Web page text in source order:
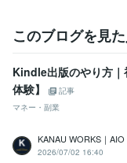
Excel:5年Google ドキ
Stable Diffusion:5年
DALL-E:1年Canva:5年
得意分野
ライティング・翻訳
学歴
このブログを見
Kindle出版のやり方｜
体験】
記事
マネー・副業
KANAU WORKS｜
2026/07/02 16:40